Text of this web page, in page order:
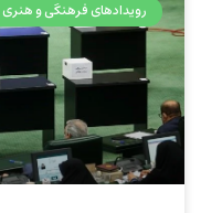
رویدادهای فرهنگی و هنری